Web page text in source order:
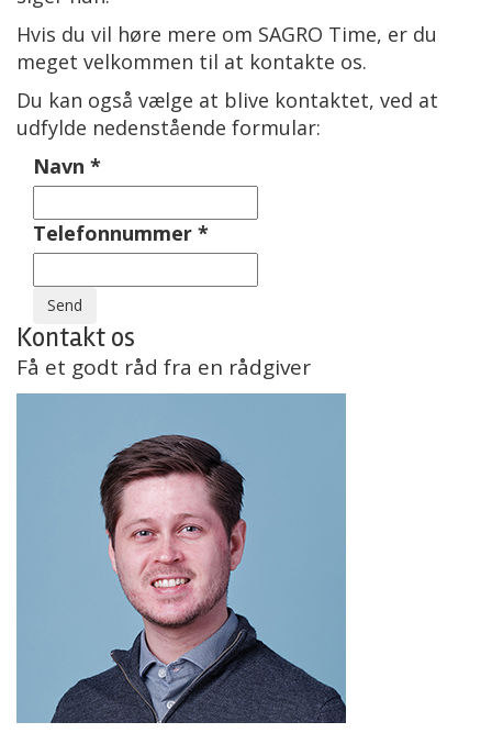
Hvis du vil høre mere om SAGRO Time, er du
meget velkommen til at kontakte os.
Du kan også vælge at blive kontaktet, ved at
udfylde nedenstående formular:
Navn *
Telefonnummer *
Kontakt os
Få et godt råd fra en rådgiver